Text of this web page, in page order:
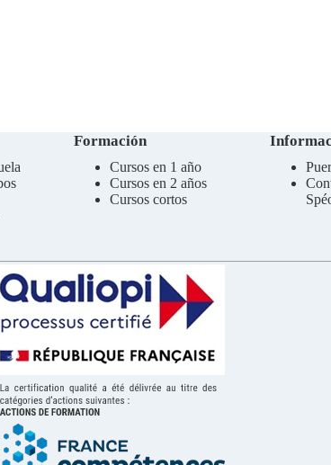
Formación
Cursos en 1 año
Cursos en 2 años
Cursos cortos